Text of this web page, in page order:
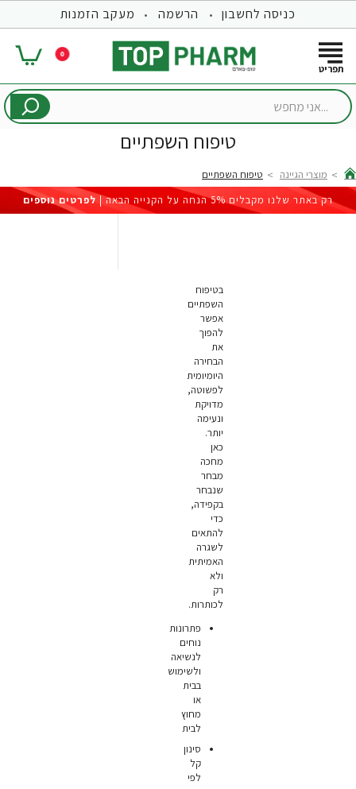
כניסה לחשבון הרשמה מעקב הזמנות
0
...אני
טיפוח השפתיים
home
מוצרי הגיינה
טיפוח השפתיים
רק באתר שלנו מקבלים 5% הנחה על הקנייה הבאה |
לפרטים נוספים
בטיפוח
השפתיים
אפשר
להפוך
את
הבחירה
היומיומית
לפשוטה,
מדויקת
ונעימה
יותר.
כאן
מחכה
מבחר
שנבחר
בקפידה,
כדי
להתאים
לשגרה
האמיתית
ולא
רק
לכותרות.
פתרונות
נוחים
לנשיאה
ולשימוש
בבית
או
מחוץ
לבית
סינון
קל
לפי